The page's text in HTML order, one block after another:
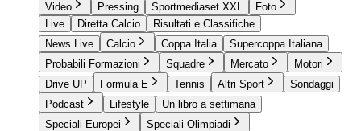
Video Pressing Sportmediaset XXL
Foto
Live
Diretta Calcio
Risultati e Classifiche
News Live
Calcio Coppa Italia
Supercoppa Italiana
Probabili Formazioni
Squadre Mercato
Motori
Drive UP
Formula E Tennis Altri Sport
Sondaggi
Podcast
Lifestyle
Un libro a settimana
Speciali Europei
Speciali Olimpiadi